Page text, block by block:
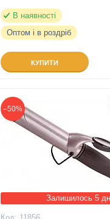
В наявності
Оптом і в роздріб
КУПИТИ
–50%
Залишилось 5